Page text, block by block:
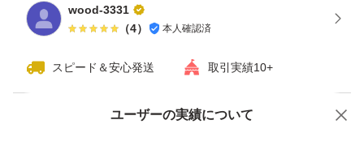
wood-3331
（4） 本人確認済
スピード＆安心発送 取引実績10+
ユーザーの実績について
価格の相談 商品への質問